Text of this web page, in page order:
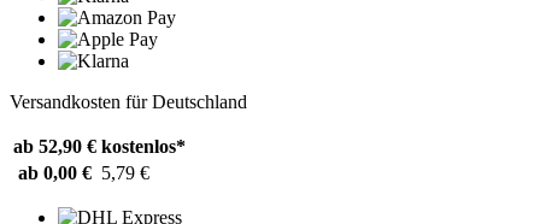
Versandkosten für Deutschland
ab 52,90 € kostenlos*
ab 0,00 € 5,79 €